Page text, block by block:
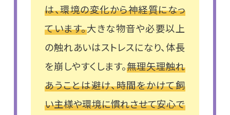
は、環境の変化から神経質になっ
ています。大きな物音や必要以上
の触れあいはストレスになり、体長
を崩しやすくします。無理矢理触れ
あうことは避け、時間をかけて飼
い主様や環境に慣れさせて安心で